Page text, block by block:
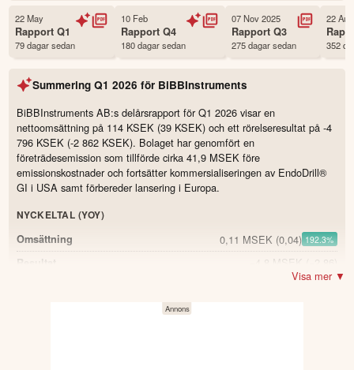
Sverige
Första handelsdag 26 Oct 2017
Antal ägare Avanza 1,206 st
Källa:Börsdata
22 May
RapportQ1
79 dagar sedan
10 Feb
RapportQ4
180 dagar sedan
07 Nov 2025
RapportQ3
275 dagar sedan
22
352
Summering Q1 2026 för BiBBInstruments
BiBBInstruments AB:s delårsrapport för Q1 2026 visar en
nettoomsättning på 114 KSEK (39 KSEK) och ett rörelseresultat på -4
796 KSEK (-2 862 KSEK). Bolaget har genomfört en
företrädesemission som tillförde cirka 41,9 MSEK före
emissionskostnader och fortsätter kommersialiseringen av EndoDrill®
GI i USA samt förbereder lansering i Europa.
NYCKELTAL (YOY)
Omsättning
0,11 MSEK (0,04) 192.3%
Resultat −4,8 MSEK
Visa mer ▼